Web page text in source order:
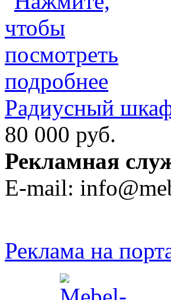
Радиусный
80 000 руб.
Рекламная
E-mail:
Реклама на